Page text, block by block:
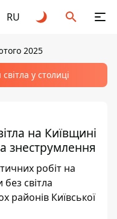
RU
2025
у столиці
на Київщині
знеструмлення
робіт на
світла
районів Київської